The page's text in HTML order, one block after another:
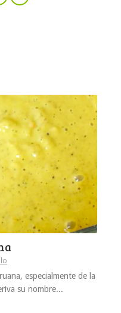
especialmente de la
su nombre...